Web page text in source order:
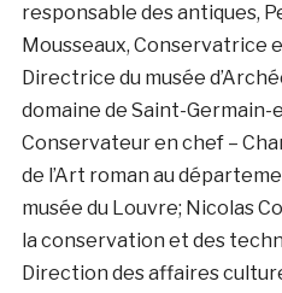
responsable des antiques,
Mousseaux, Conservatrice
Directrice du musée
domaine de Saint-Germain-
Conservateur en chef –
de l’Art roman au
musée du Louvre; Nicolas
la conservation et des
Direction des affaires